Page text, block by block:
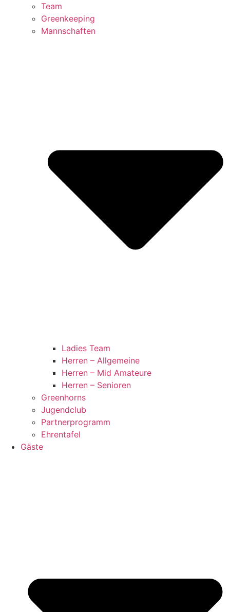
Team
Greenkeeping
Mannschaften
Ladies Team
Herren – Allgemeine
Herren – Mid Amateure
Herren – Senioren
Greenhorns
Jugendclub
Partnerprogramm
Ehrentafel
Gäste